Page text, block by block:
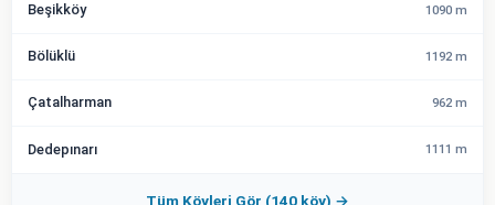
Beşikköy 1090 m
Bölüklü 1192 m
Çatalharman 962 m
Dedepınarı 1111 m
Tüm Köyleri Gör (140 köy) →